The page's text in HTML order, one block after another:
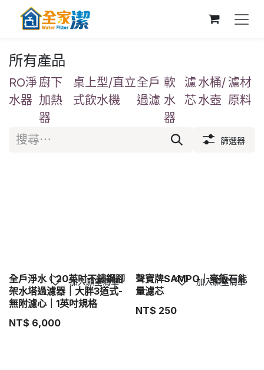
跳至內容
所有產品
RO淨
水器
廚下
加熱
器
桌上型/直立
式飲水機
全戶
過濾
軟
水
器
濾
芯
水桶/
水壺
濾材
原料
篩選器
全戶淨水｜20英吋不鏽鋼腳
架水塔過濾器｜大胖3道式-
無附濾心｜1英吋規格
NT$ 6,000
加入願望清單
聲寶牌SAMPO｜麥飯石能
量濾芯
NT$ 250
加入願望清單